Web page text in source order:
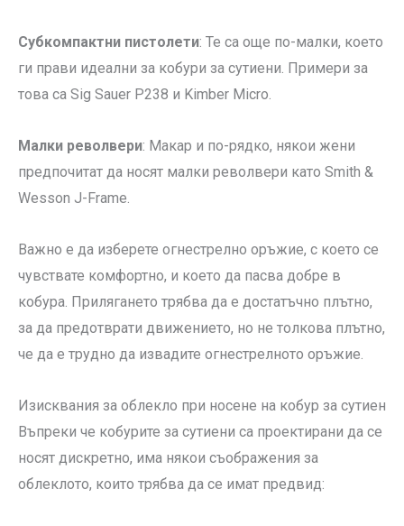
Субкомпактни пистолети: Те са още по-малки, което
ги прави идеални за кобури за сутиени. Примери за
това са Sig Sauer P238 и Kimber Micro.
Малки револвери: Макар и по-рядко, някои жени
предпочитат да носят малки револвери като Smith &
Wesson J-Frame.
Важно е да изберете огнестрелно оръжие, с което се
чувствате комфортно, и което да пасва добре в
кобура. Прилягането трябва да е достатъчно плътно,
за да предотврати движението, но не толкова плътно,
че да е трудно да извадите огнестрелното оръжие.
Изисквания за облекло при носене на кобур за сутиен
Въпреки че кобурите за сутиени са проектирани да се
носят дискретно, има някои съображения за
облеклото, които трябва да се имат предвид: